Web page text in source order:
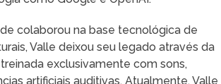
colaborou na base tecnológica de
Valle deixou seu legado através da
exclusivamente com sons,
artificiais auditivas. Atualmente, Valle